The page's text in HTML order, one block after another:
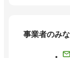
事業者のみ